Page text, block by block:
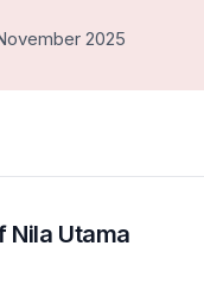
2025
Nila Utama